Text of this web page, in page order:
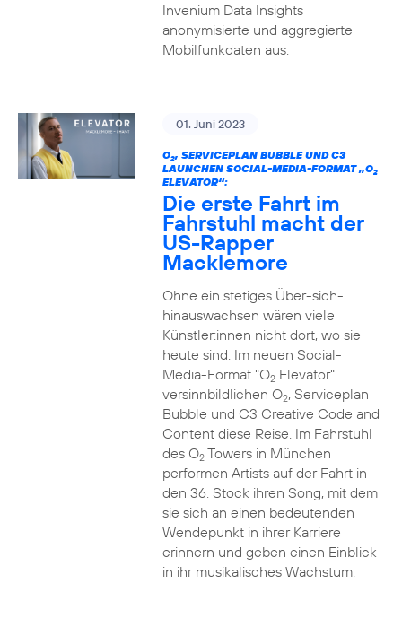
Invenium Data Insights
anonymisierte und aggregierte
Mobilfunkdaten aus.
01. Juni 2023
O2, SERVICEPLAN BUBBLE UND C3
LAUNCHEN SOCIAL-MEDIA-FORMAT „O2
ELEVATOR“:
Die erste Fahrt im
Fahrstuhl macht der
US-Rapper
Macklemore
Ohne ein stetiges Über-sich-
hinauswachsen wären viele
Künstler:innen nicht dort, wo sie
heute sind. Im neuen Social-
Media-Format "O2Elevator"
versinnbildlichen O2, Serviceplan
Bubble und C3 Creative Code and
Content diese Reise. Im Fahrstuhl
des O2Towers in München
performen Artists auf der Fahrt in
den 36. Stock ihren Song, mit dem
sie sich an einen bedeutenden
Wendepunkt in ihrer Karriere
erinnern und geben einen Einblick
in ihr musikalisches Wachstum.